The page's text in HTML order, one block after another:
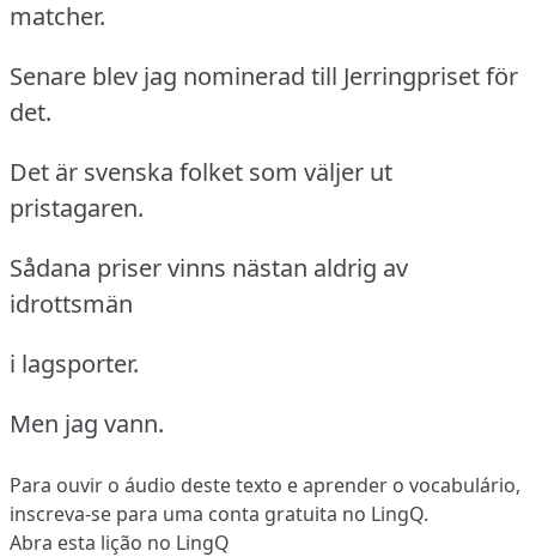
matcher.
Senare blev jag nominerad till Jerringpriset för
det.
Det är svenska folket som väljer ut
pristagaren.
Sådana priser vinns nästan aldrig av
idrottsmän
i lagsporter.
Men jag vann.
Para ouvir o áudio deste texto e aprender o vocabulário,
inscreva-se para uma conta gratuita no LingQ.
Abra esta lição no LingQ